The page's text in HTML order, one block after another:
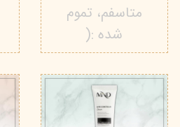
متاسفم، تموم
شده :(